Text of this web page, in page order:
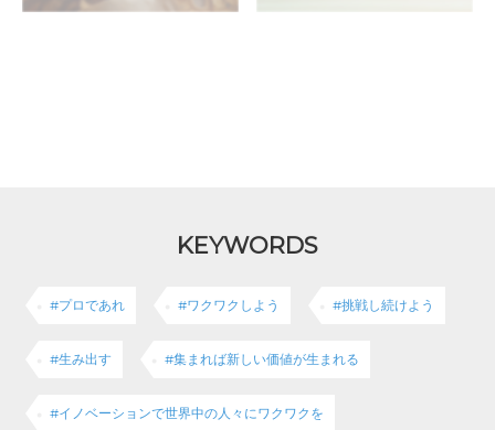
KEYWORDS
#プロであれ #ワクワクしよう #挑戦し続けよう
#生み出す #集まれば新しい価値が生まれる
#イノベーションで世界中の人々にワクワクを